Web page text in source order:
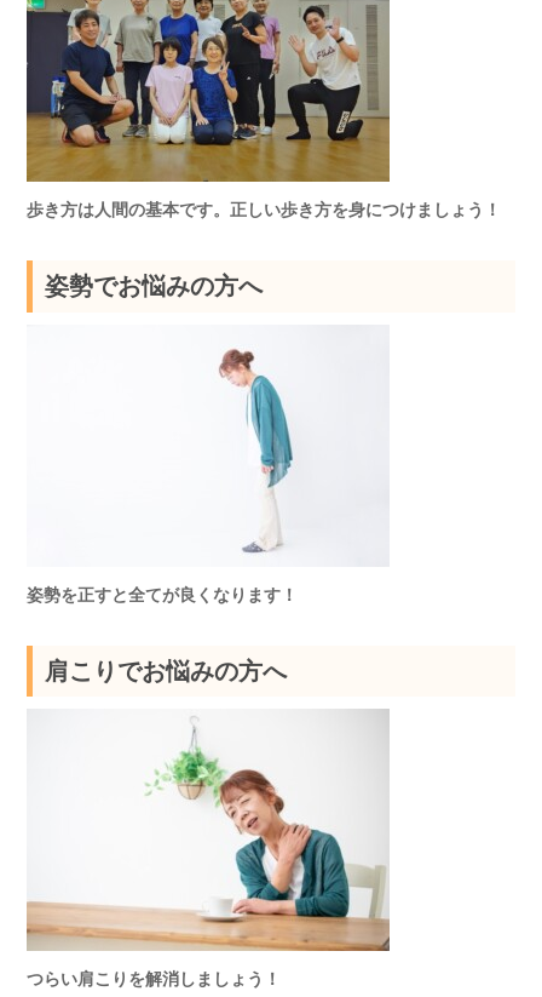
歩き方は人間の基本です。正しい歩き方を身につけましょう！
姿勢でお悩みの方へ
姿勢を正すと全てが良くなります！
肩こりでお悩みの方へ
つらい肩こりを解消しましょう！